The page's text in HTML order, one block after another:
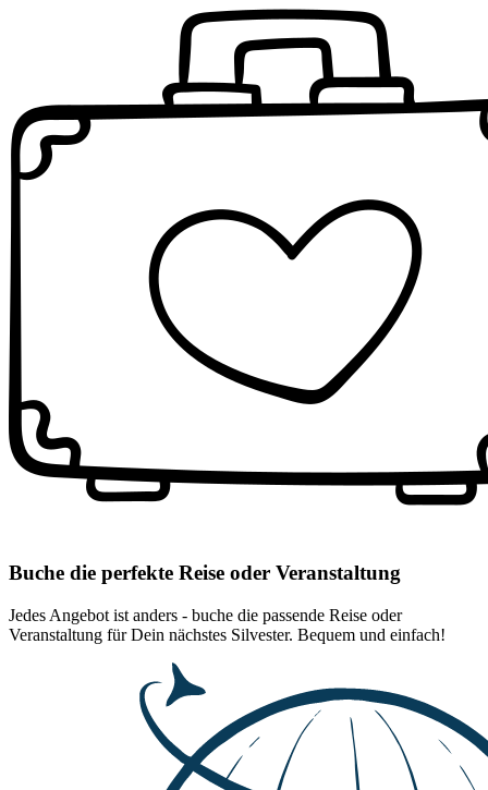
Buche die perfekte Reise oder Veranstaltung
Jedes Angebot ist anders - buche die passende Reise oder
Veranstaltung für Dein nächstes Silvester. Bequem und einfach!